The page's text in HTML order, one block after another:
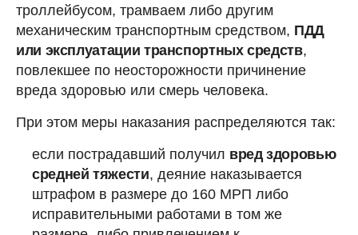
троллейбусом, трамваем либо другим
механическим транспортным средством, ПДД
или эксплуатации транспортных средств,
повлекшее по неосторожности причинение
вреда здоровью или смерь человека.
При этом меры наказания распределяются так:
если пострадавший получил вред здоровью
средней тяжести, деяние наказывается
штрафом в размере до 160 МРП либо
исправительными работами в том же